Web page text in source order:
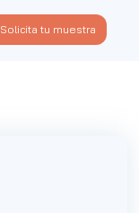
Solicita tu muestra